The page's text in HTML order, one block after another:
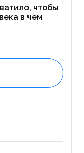
чтобы
в чем